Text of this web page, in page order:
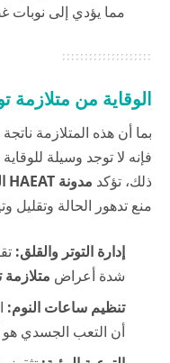
مما يؤدي إلى
الوقاية من متلازمة
بما أن هذه المتلازمة
فإنه لا توجد وسيلة
ذلك، تؤكد مدونة HAEAT الطبية
منع تدهور الحالة وتقليل
إدارة التوتر والقلق:
شدة أعراض
تنظيم ساعات النوم:
أن التعب الجسدي هو